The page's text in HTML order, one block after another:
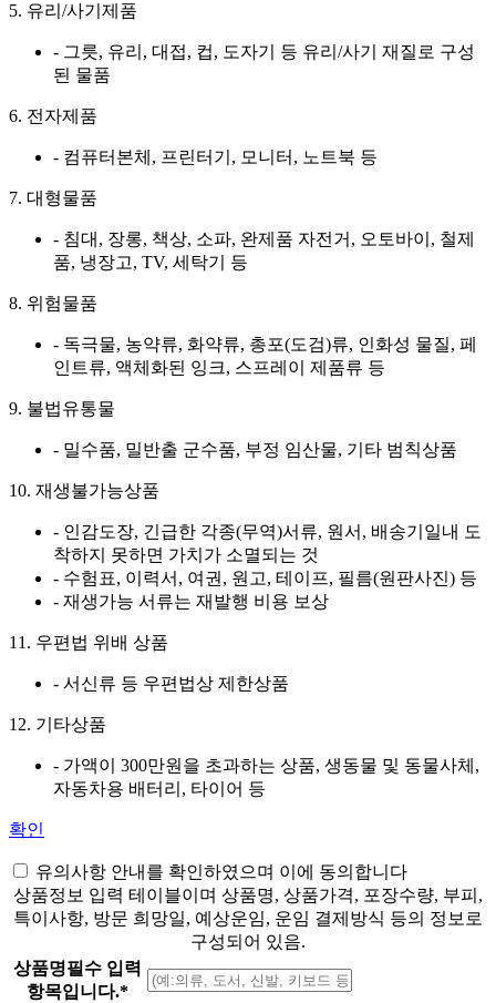
5. 유리/사기제품
- 그릇, 유리, 대접, 컵, 도자기 등 유리/사기 재질로 구성
된 물품
6. 전자제품
- 컴퓨터본체, 프린터기, 모니터, 노트북 등
7. 대형물품
- 침대, 장롱, 책상, 소파, 완제품 자전거, 오토바이, 철제
품, 냉장고, TV, 세탁기 등
8. 위험물품
- 독극물, 농약류, 화약류, 총포(도검)류, 인화성 물질, 페
인트류, 액체화된 잉크, 스프레이 제품류 등
9. 불법유통물
- 밀수품, 밀반출 군수품, 부정 임산물, 기타 범칙상품
10. 재생불가능상품
- 인감도장, 긴급한 각종(무역)서류, 원서, 배송기일내 도
착하지 못하면 가치가 소멸되는 것
- 수험표, 이력서, 여권, 원고, 테이프, 필름(원판사진) 등
- 재생가능 서류는 재발행 비용 보상
11. 우편법 위배 상품
- 서신류 등 우편법상 제한상품
12. 기타상품
- 가액이 300만원을 초과하는 상품, 생동물 및 동물사체,
자동차용 배터리, 타이어 등
확인
유의사항 안내를 확인하였으며 이에 동의합니다
상품정보 입력 테이블이며 상품명, 상품가격, 포장수량, 부피,
특이사항, 방문 희망일, 예상운임, 운임 결제방식 등의 정보로
구성되어 있음.
상품명필수 입력
항목입니다.*